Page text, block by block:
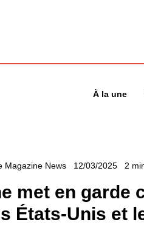
À la une
Magazine News 12/03/2025 2
met en garde
États-Unis et